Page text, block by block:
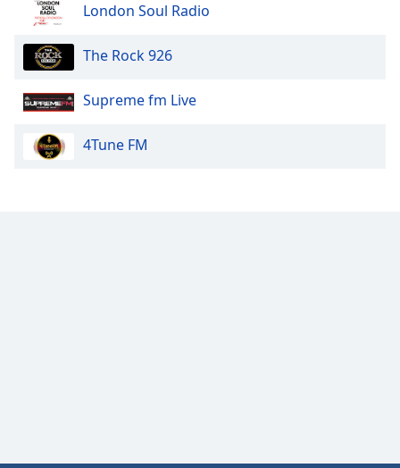
London Soul Radio
The Rock 926
Supreme fm Live
4Tune FM